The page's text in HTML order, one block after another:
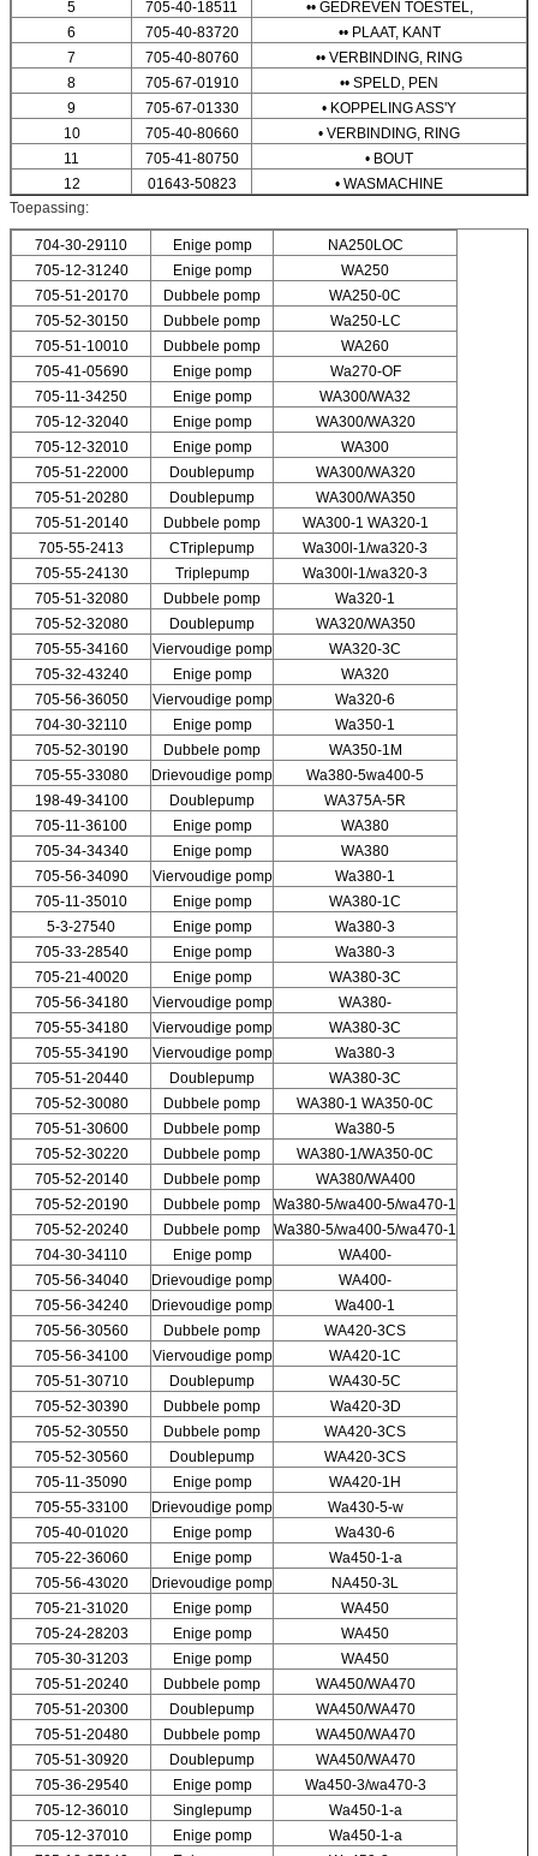
5 705-40-18511
•• GEDREVEN TOESTEL,
6
705-40-83720
•• PLAAT, KANT
7
705-40-80760
•• VERBINDING, RING
8
705-67-01910
•• SPELD, PEN
9
705-67-01330
• KOPPELING ASS'Y
10
705-40-80660
• VERBINDING, RING
11
705-41-80750
• BOUT
12
01643-50823
• WASMACHINE
Toepassing:
704-30-29110 Enige pomp
NA250LOC
705-12-31240
Enige pomp
WA250
705-51-20170
Dubbele pomp
WA250-0C
705-52-30150
Dubbele pomp
Wa250-LC
705-51-10010
Dubbele pomp
WA260
705-41-05690
Enige pomp
Wa270-OF
705-11-34250
Enige pomp
WA300/WA32
705-12-32040
Enige pomp
WA300/WA320
705-12-32010
Enige pomp
WA300
705-51-22000
Doublepump
WA300/WA320
705-51-20280
Doublepump
WA300/WA350
705-51-20140
Dubbele pomp
WA300-1 WA320-1
705-55-2413
CTriplepump
Wa300l-1/wa320-3
705-55-24130
Triplepump
Wa300l-1/wa320-3
705-51-32080
Dubbele pomp
Wa320-1
705-52-32080
Doublepump
WA320/WA350
705-55-34160
Viervoudige pomp
WA320-3C
705-32-43240
Enige pomp
WA320
705-56-36050
Viervoudige pomp
Wa320-6
704-30-32110
Enige pomp
Wa350-1
705-52-30190
Dubbele pomp
WA350-1M
705-55-33080
Drievoudige pomp
Wa380-5wa400-5
198-49-34100
Doublepump
WA375A-5R
705-11-36100
Enige pomp
WA380
705-34-34340
Enige pomp
WA380
705-56-34090
Viervoudige pomp
Wa380-1
705-11-35010
Enige pomp
WA380-1C
5-3-27540
Enige pomp
Wa380-3
705-33-28540
Enige pomp
Wa380-3
705-21-40020
Enige pomp
WA380-3C
705-56-34180
Viervoudige pomp
WA380-
705-55-34180
Viervoudige pomp
WA380-3C
705-55-34190
Viervoudige pomp
Wa380-3
705-51-20440
Doublepump
WA380-3C
705-52-30080
Dubbele pomp
WA380-1 WA350-0C
705-51-30600
Dubbele pomp
Wa380-5
705-52-30220
Dubbele pomp
WA380-1/WA350-0C
705-52-20140
Dubbele pomp
WA380/WA400
705-52-20190
Dubbele pomp
Wa380-5/wa400-5/wa470-1
705-52-20240
Dubbele pomp
Wa380-5/wa400-5/wa470-1
704-30-34110
Enige pomp
WA400-
705-56-34040
Drievoudige pomp
WA400-
705-56-34240
Drievoudige pomp
Wa400-1
705-56-30560
Dubbele pomp
WA420-3CS
705-56-34100
Viervoudige pomp
WA420-1C
705-51-30710
Doublepump
WA430-5C
705-52-30390
Dubbele pomp
Wa420-3D
705-52-30550
Dubbele pomp
WA420-3CS
705-52-30560
Doublepump
WA420-3CS
705-11-35090
Enige pomp
WA420-1H
705-55-33100
Drievoudige pomp
Wa430-5-w
705-40-01020
Enige pomp
Wa430-6
705-22-36060
Enige pomp
Wa450-1-a
705-56-43020
Drievoudige pomp
NA450-3L
705-21-31020
Enige pomp
WA450
705-24-28203
Enige pomp
WA450
705-30-31203
Enige pomp
WA450
705-51-20240
Dubbele pomp
WA450/WA470
705-51-20300
Doublepump
WA450/WA470
705-51-20480
Dubbele pomp
WA450/WA470
705-51-30920
Doublepump
WA450/WA470
705-36-29540
Enige pomp
Wa450-3/wa470-3
705-12-36010
Singlepump
Wa450-1-a
705-12-37010
Enige pomp
Wa450-1-a